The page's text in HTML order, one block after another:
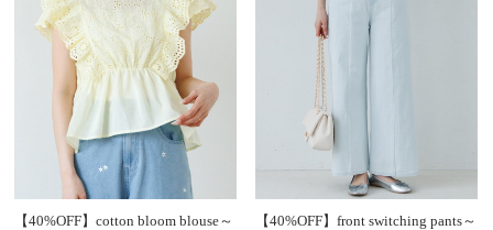
【40%OFF】cotton bloom blouse～
【40%OFF】front switching pants～